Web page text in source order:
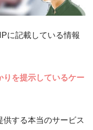
に記載している情報
りを提示しているケー
する本当のサービス